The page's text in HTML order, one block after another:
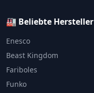
🏭 Beliebte Hersteller
Enesco
Beast Kingdom
Fariboles
Funko